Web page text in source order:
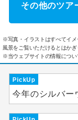
その他のツア
※写真・イラストはすべてイ
風景をご覧いただけるとはか
※当ウェブサイトの情報につい
PickUp
今年のシルバー